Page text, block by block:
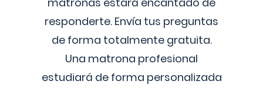
responderte. Envía tus preguntas
de forma totalmente gratuita.
Una matrona profesional
estudiará de forma personalizada